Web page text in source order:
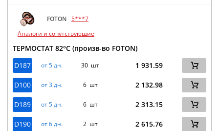
FOTON 5***7
Аналоги и сопутствующие
ТЕРМОСТАТ 82°C (произв-во FOTON)
D187
от 5 дн. 30 шт 1 931.59
D100 от 3 дн. 6 шт 2 132.98
D189 от 5 дн. 6 шт 2 313.15
D190 от 6 дн. 2 шт 2 615.76